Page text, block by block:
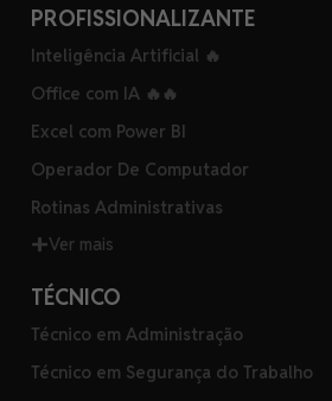
PROFISSIONALIZANTE
Inteligência Artificial 🔥
Office com IA 🔥🔥
Excel com Power BI
Operador De Computador
Rotinas Administrativas
Ver mais
TÉCNICO
Técnico em Administração
Técnico em Segurança do Trabalho